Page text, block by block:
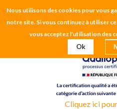
Nous utilisons des cookies pour vous
notre site. Si vous continuez à utiliser
vous acceptez l'utilisation des
Ok
CH
Cliquez ici